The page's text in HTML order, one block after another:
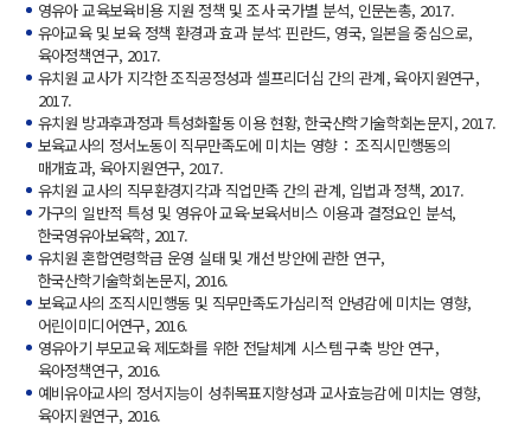
영유아 교육보육비용 지원 정책 및 조사 국가별 분석, 인문논총, 2017.
유아교육 및 보육 정책 환경과 효과 분석: 핀란드, 영국, 일본을 중심으로,
육아정책연구, 2017.
유치원 교사가 지각한 조직공정성과 셀프리더십 간의 관계, 육아지원연구,
2017.
유치원 방과후과정과 특성화활동 이용 현황, 한국산학기술학회논문지, 2017.
보육교사의 정서노동이 직무만족도에 미치는 영향： 조직시민행동의
매개효과, 육아지원연구, 2017.
유치원 교사의 직무환경지각과 직업만족 간의 관계, 입법과 정책, 2017.
가구의 일반적 특성 및 영유아 교육·보육서비스 이용과 결정요인 분석,
한국영유아보육학, 2017.
유치원 혼합연령학급 운영 실태 및 개선 방안에 관한 연구,
한국산학기술학회논문지, 2016.
보육교사의 조직시민행동 및 직무만족도가심리적 안녕감에 미치는 영향,
어린이미디어연구, 2016.
영유아기 부모교육 제도화를 위한 전달체계 시스템 구축 방안 연구,
육아정책연구, 2016.
예비유아교사의 정서지능이 성취목표지향성과 교사효능감에 미치는 영향,
육아지원연구, 2016.